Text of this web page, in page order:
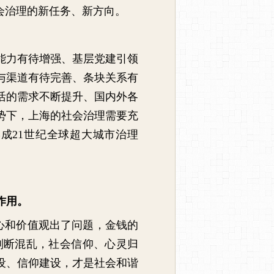
理的新任务、新方向。
力有待增强、基层党建引领
渠道有待完善、条块关系有
的需求不断提升、国内外各
下，上海的社会治理需要充
21世纪全球超大城市治理
。
价值观出了问题，金钱的
混乱，社会信仰、心灵归
、信仰建设，才是社会和谐